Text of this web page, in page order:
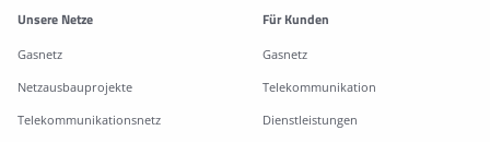
Weitere Informationen
Unsere Netze
Gasnetz
Netzausbauprojekte
Telekommunikationsnetz
Für Kunden
Gasnetz
Telekommunikation
Dienstleistungen